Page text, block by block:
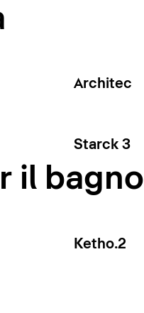
Architec
Starck 3
il bagno
Ketho.2